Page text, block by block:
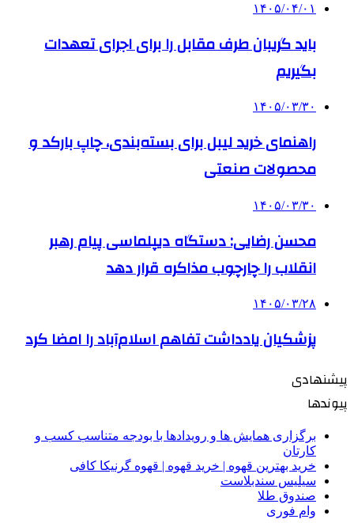
۱۴۰۵/۰۴/۰۱
باید گریبان طرف مقابل را برای اجرای تعهدات
بگیریم
۱۴۰۵/۰۳/۳۰
راهنمای خرید لیبل برای بسته‌بندی، چاپ بارکد و
محصولات صنعتی
۱۴۰۵/۰۳/۳۰
محسن رضایی: دستگاه دیپلماسی پیام رهبر
انقلاب را چارچوب مذاکره قرار دهد
۱۴۰۵/۰۳/۲۸
پزشکیان یادداشت تفاهم اسلام‌آباد را امضا کرد
پیشنهادی
پیوندها
برگزاری همایش ها و رویدادها با بودجه متناسب کسب و
کارتان
خرید بهترین قهوه | خرید قهوه | قهوه گرنیکا کافی
سیلیس سندبلاست
صندوق طلا
وام فوری